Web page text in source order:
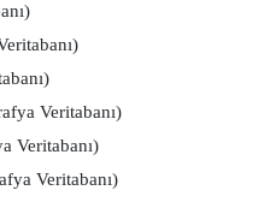
Veritabanı)
Veritabanı)
Veritabanı)